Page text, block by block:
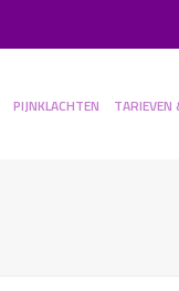
PIJNKLACHTEN TARIEVEN